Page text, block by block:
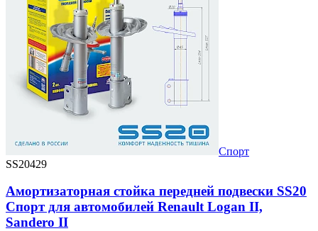
Спорт
SS20429
Амортизаторная стойка передней подвески SS20
Спорт для автомобилей Renault Logan II,
Sandero II